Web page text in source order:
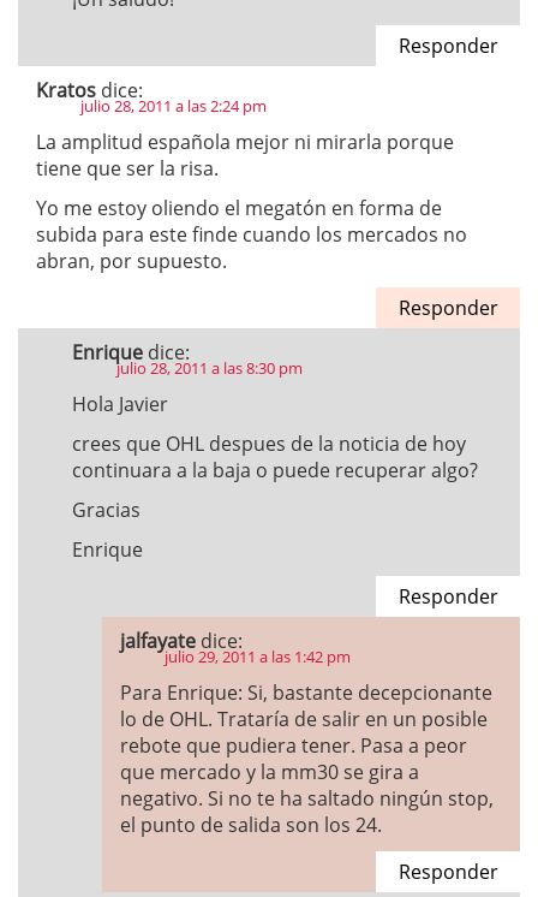
Responder
Kratos dice:
julio 28, 2011 a las 2:24 pm
La amplitud española mejor ni mirarla porque
tiene que ser la risa.
Yo me estoy oliendo el megatón en forma de
subida para este finde cuando los mercados no
abran, por supuesto.
Responder
Enrique dice:
julio 28, 2011 a las 8:30 pm
Hola Javier
crees que OHL despues de la noticia de hoy
continuara a la baja o puede recuperar algo?
Gracias
Enrique
Responder
jalfayate dice:
julio 29, 2011 a las 1:42 pm
Para Enrique: Si, bastante decepcionante
lo de OHL. Trataría de salir en un posible
rebote que pudiera tener. Pasa a peor
que mercado y la mm30 se gira a
negativo. Si no te ha saltado ningún stop,
el punto de salida son los 24.
Responder